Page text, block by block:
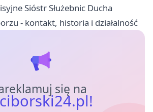
Sióstr Służebnic Ducha
- kontakt, historia i działalność
się na